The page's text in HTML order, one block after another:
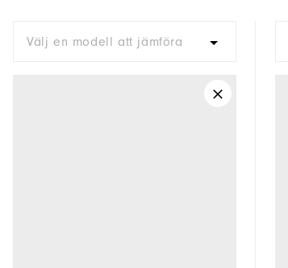
Välj en modell att jämföra